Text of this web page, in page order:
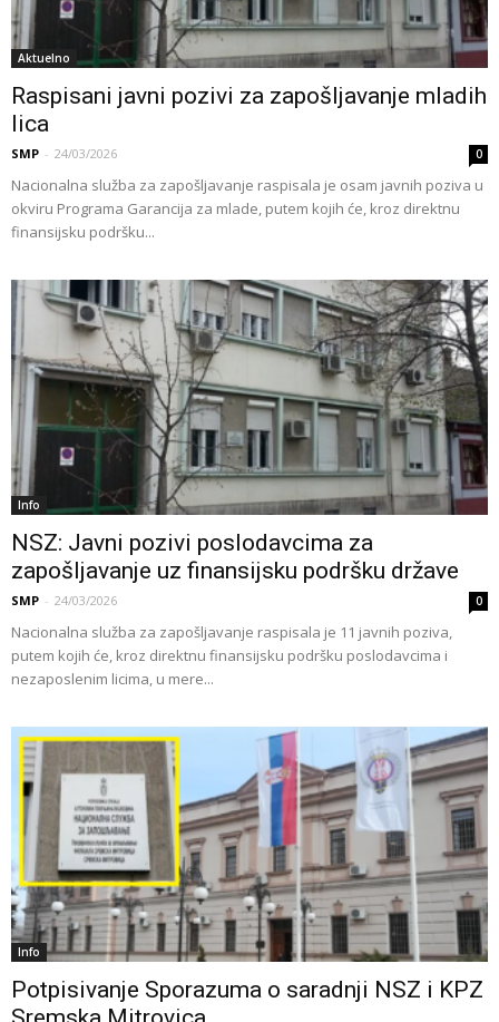
Aktuelno
Raspisani javni pozivi za zapošljavanje mladih
lica
SMP - 24/03/2026 0
Nacionalna služba za zapošljavanje raspisala je osam javnih poziva u
okviru Programa Garancija za mlade, putem kojih će, kroz direktnu
finansijsku podršku...
Info
NSZ: Javni pozivi poslodavcima za
zapošljavanje uz finansijsku podršku države
SMP - 24/03/2026 0
Nacionalna služba za zapošljavanje raspisala je 11 javnih poziva,
putem kojih će, kroz direktnu finansijsku podršku poslodavcima i
nezaposlenim licima, u mere...
Info
Potpisivanje Sporazuma o saradnji NSZ i KPZ